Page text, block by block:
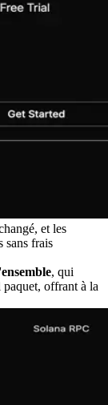
et les
sans frais
, qui
offrant à la